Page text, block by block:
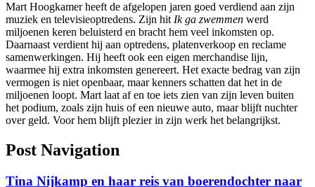
Mart Hoogkamer heeft de afgelopen jaren goed verdiend aan zijn
muziek en televisieoptredens. Zijn hit Ik ga zwemmen werd
miljoenen keren beluisterd en bracht hem veel inkomsten op.
Daarnaast verdient hij aan optredens, platenverkoop en reclame
samenwerkingen. Hij heeft ook een eigen merchandise lijn,
waarmee hij extra inkomsten genereert. Het exacte bedrag van zijn
vermogen is niet openbaar, maar kenners schatten dat het in de
miljoenen loopt. Mart laat af en toe iets zien van zijn leven buiten
het podium, zoals zijn huis of een nieuwe auto, maar blijft nuchter
over geld. Voor hem blijft plezier in zijn werk het belangrijkst.
Post Navigation
Tina Nijkamp en haar reis van boerendochter naar